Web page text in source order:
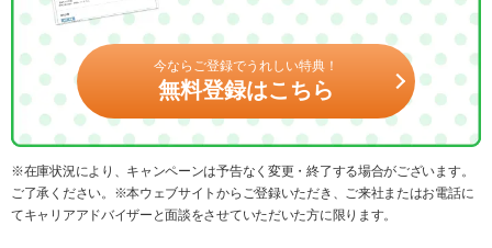
今ならご登録でうれしい特典！
無料登録はこちら
※在庫状況により、キャンペーンは予告なく変更・終了する場合がございます。
ご了承ください。※本ウェブサイトからご登録いただき、ご来社またはお電話に
てキャリアアドバイザーと面談をさせていただいた方に限ります。